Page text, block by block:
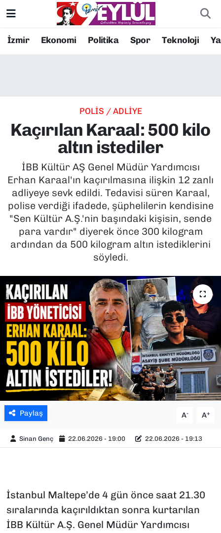
İzmir Ekonomi Politika Spor Teknoloji
POLİS / ADLİYE
Kaçırılan Karaal: 500 kilo
altın istediler
İBB Kültür AŞ Genel Müdür Yardımcısı
Erhan Karaal'ın kaçırılmasına ilişkin 12 zanlı
adliyeye sevk edildi. Tedavisi süren Karaal,
polise verdiği ifadede, şüphelilerin kendisine
"Sen Kültür A.Ş.'nin başındaki kişisin, sende
para vardır" diyerek önce 300 kilogram
ardından da 500 kilogram altın istediklerini
söyledi.
Paylaş A- A+
Sinan Genç 22.06.2026 - 19:00 22.06.2026 - 19:13
İstanbul Maltepe’de 4 gün önce saat 21.30
sıralarında kaçırıldıktan sonra kurtarılan
İBB Kültür A.Ş. Genel Müdür Yardımcısı
Resmi İlanlar
EKONOMİ
KÜLTÜR SANAT
MAGAZİN
POLİTİKA
SAĞLIK
TEKNOLOJİ
YAŞAM
YEREL YÖNETİMLER
Konak Nöbetçi Eczaneler
Süper Lig Puan Durumu ve Fikstür
Tüm Manşetler
Son Dakika Haberleri
Haber Arşivi